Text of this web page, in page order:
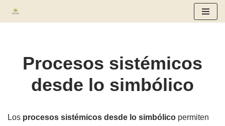
Procesos sistémicos
desde lo simbólico
Los procesos sistémicos desde lo simbólico permiten